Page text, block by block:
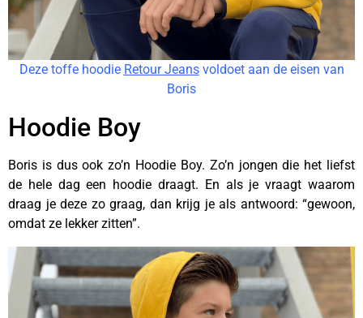
Deze toffe hoodie Retour Jeansvoldoet aan de eisen van
Boris
Hoodie Boy
Boris is dus ook zo’n Hoodie Boy. Zo’n jongen die het liefst
de hele dag een hoodie draagt. En als je vraagt waarom
draag je deze zo graag, dan krijg je als antwoord: “gewoon,
omdat ze lekker zitten”.